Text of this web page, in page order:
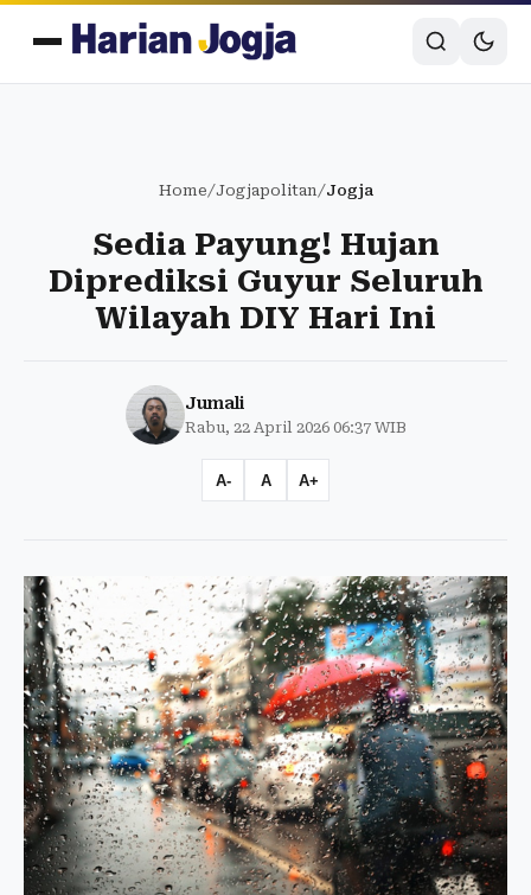
Home/Jogjapolitan/Jogja
Sedia Payung! Hujan
Diprediksi Guyur Seluruh
Wilayah DIY Hari Ini
Jumali
Rabu, 22 April 2026 06:37 WIB
A- A A+